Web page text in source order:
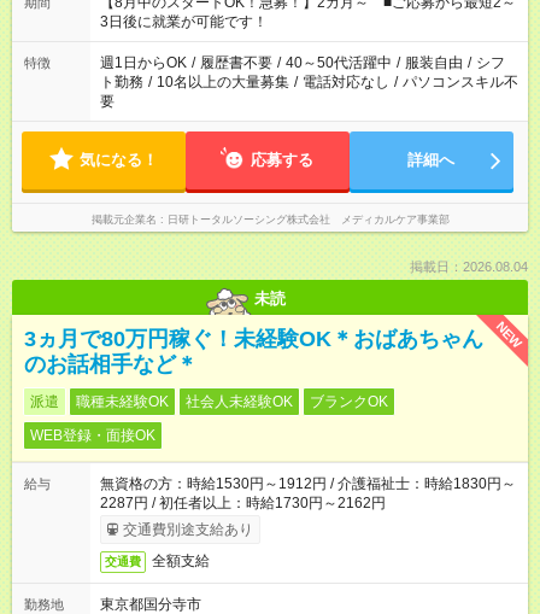
3日後に就業が可能です！
特徴 週1日からOK / 履歴書不要 / 40～50代活躍中 / 服装自由 / シフ
ト勤務 / 10名以上の大量募集 / 電話対応なし / パソコンスキル不
要
気になる！ 応募する 詳細へ
掲載元企業名 日研トータルソーシング株式会社 メディカルケア事業部
掲載日：2026.08.04
未読
NEW
3ヵ月で80万円稼ぐ！未経験OK＊おばあちゃん
のお話相手など＊
派遣 職種未経験OK 社会人未経験OK
ブランクOK
WEB登録・面接OK
給与
無資格の方：時給1530円～1912円 / 介護福祉士：時給1830円～
2287円 / 初任者以上：時給1730円～2162円
交通費別途支給あり
交通費 全額支給
勤務地
東京都国分寺市